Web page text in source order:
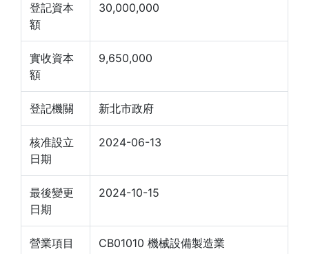
登記資本
額
30,000,000
實收資本
額
9,650,000
登記機關 新北市政府
核准設立
日期
2024-06-13
最後變更
日期
2024-10-15
營業項目
CB01010 機械設備製造業